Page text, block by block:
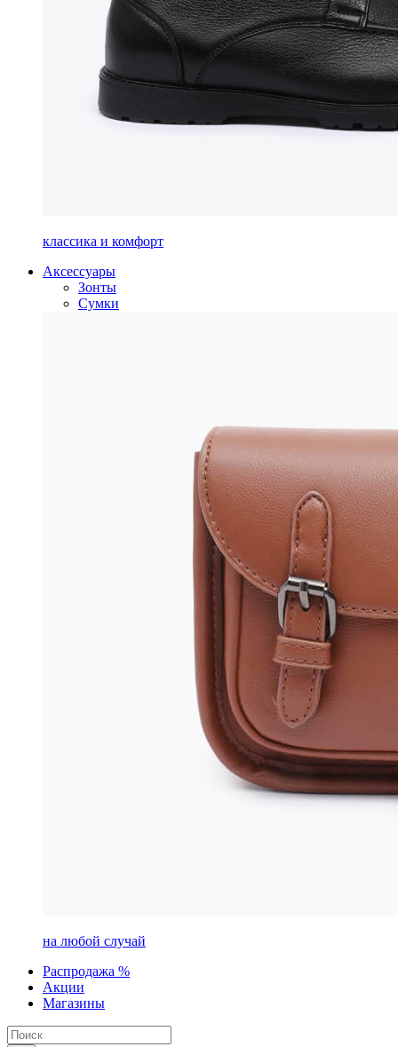
классика и комфорт
Аксессуары
Зонты
Сумки
на любой случай
Распродажа %
Акции
Магазины